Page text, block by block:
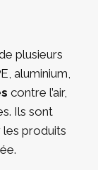
plusieurs
aluminium,
contre l’air,
Ils sont
les produits